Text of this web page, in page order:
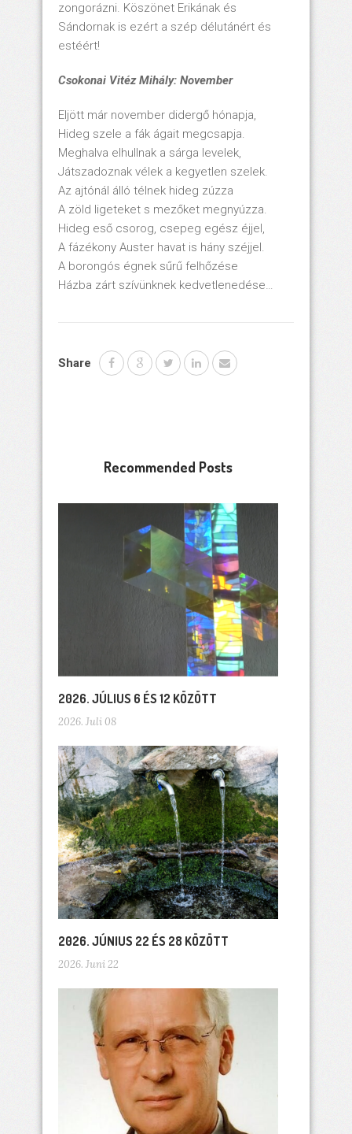
zongorázni. Köszönet Erikának és
Sándornak is ezért a szép délutánért és
estéért!
Csokonai Vitéz Mihály: November
Eljött már november didergő hónapja,
Hideg szele a fák ágait megcsapja.
Meghalva elhullnak a sárga levelek,
Játszadoznak vélek a kegyetlen szelek.
Az ajtónál álló télnek hideg zúzza
A zöld ligeteket s mezőket megnyúzza.
Hideg eső csorog, csepeg egész éjjel,
A fázékony Auster havat is hány széjjel.
A borongós égnek sűrű felhőzése
Házba zárt szívünknek kedvetlenedése…
Share
Recommended Posts
2026. JÚLIUS 6 ÉS 12 KÖZÖTT
2026. Juli 08
2026. JÚNIUS 22 ÉS 28 KÖZÖTT
2026. Juni 22